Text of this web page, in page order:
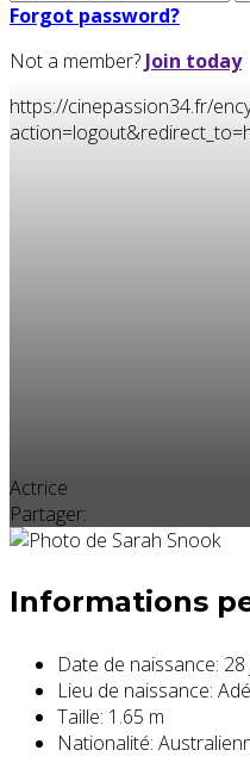
Forgot password?
Not a member? Join today
https://cinepassion34.fr/
Actrice
Partager:
Informations
Date de naissance: 28
Lieu de naissance:
Taille: 1.65 m
Nationalité: